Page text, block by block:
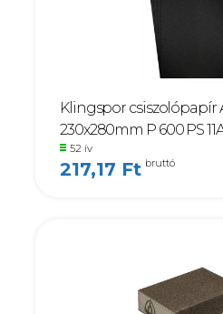
Klingspor csiszolópapír
230x280mm P 600 PS
52 ív
217,17 Ft bruttó